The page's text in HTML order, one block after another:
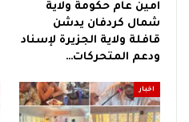
امين عام حكومة ولاية
شمال كردفان يدشن
قافلة ولاية الجزيرة لإسناد
ودعم المتحركات…
اخبار